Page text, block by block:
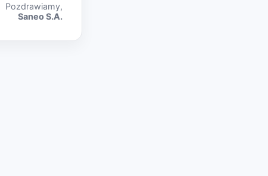
Pozdrawiamy,
Saneo S.A.